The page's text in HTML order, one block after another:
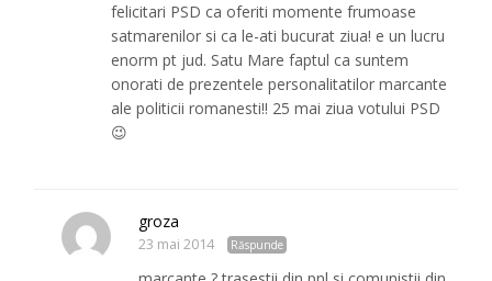
felicitari PSD ca oferiti momente frumoase
satmarenilor si ca le-ati bucurat ziua! e un lucru
enorm pt jud. Satu Mare faptul ca suntem
onorati de prezentele personalitatilor marcante
ale politicii romanesti!! 25 mai ziua votului PSD
😉
groza
23 mai 2014 Răspunde